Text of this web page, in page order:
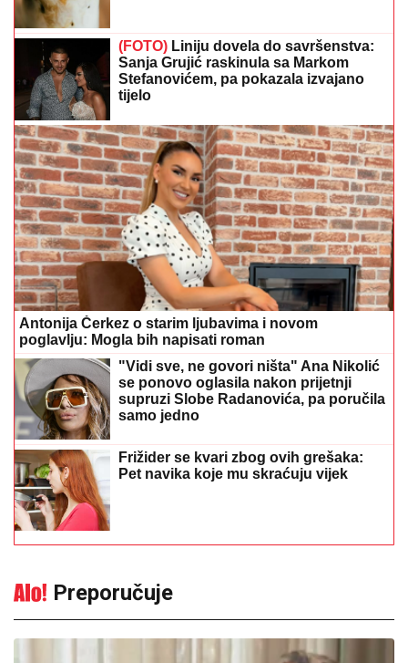
(FOTO) Liniju dovela do savršenstva:
Sanja Grujić raskinula sa Markom
Stefanovićem, pa pokazala izvajano
tijelo
Antonija Čerkez o starim ljubavima i novom
poglavlju: Mogla bih napisati roman
"Vidi sve, ne govori ništa" Ana Nikolić
se ponovo oglasila nakon prijetnji
supruzi Slobe Radanovića, pa poručila
samo jedno
Frižider se kvari zbog ovih grešaka:
Pet navika koje mu skraćuju vijek
Preporučuje